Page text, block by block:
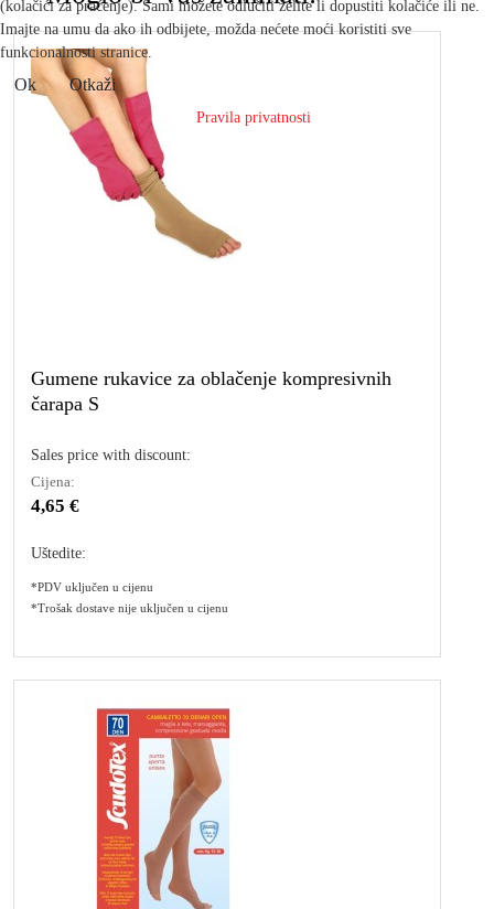
Gumene rukavice za oblačenje kompresivnih
čarapa S
Sales price with discount:
Cijena:
4,65 €
Uštedite:
*PDV uključen u cijenu
*Trošak dostave nije uključen u cijenu
(kolačići za praćenje). Sami možete odlučiti želite li dopustiti kolačiće ili ne.
Imajte na umu da ako ih odbijete, možda nećete moći koristiti sve
funkcionalnosti stranice.
Ok Otkaži
Pravila privatnosti